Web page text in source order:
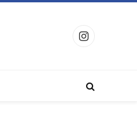
Instagram